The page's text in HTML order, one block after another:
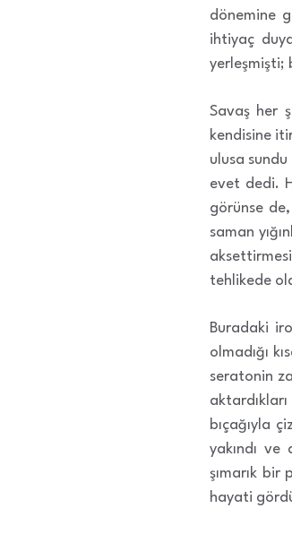
dönemine
ihtiyaç
yerleşmişti;
Savaş her
kendisine
ulusa
evet dedi.
görünse
saman
tehlikede
Buradaki
olmadığı
seratonin
bıçağıyla
yakındı
şımarık bir
hayati